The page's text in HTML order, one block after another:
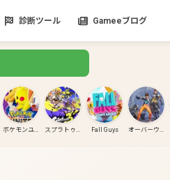
診断ツール Gameeブログ
ポケモンユナイト スプラトゥーン3 Fall Guys オーバーウォッチ